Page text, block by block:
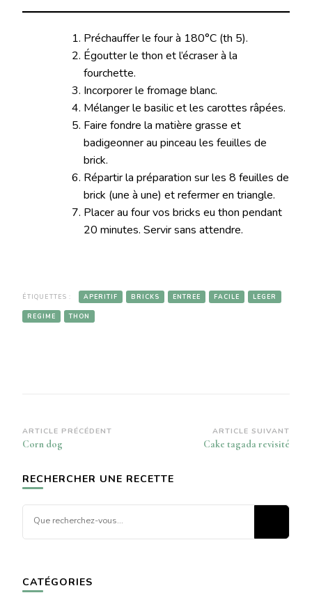
Préchauffer le four à 180°C (th 5).
Égoutter le thon et l’écraser à la
fourchette.
Incorporer le fromage blanc.
Mélanger le basilic et les carottes râpées.
Faire fondre la matière grasse et
badigeonner au pinceau les feuilles de
brick.
Répartir la préparation sur les 8 feuilles de
brick (une à une) et refermer en triangle.
Placer au four vos bricks eu thon pendant
20 minutes. Servir sans attendre.
ÉTIQUETTES : APERITIF BRICKS ENTREE FACILE LEGER
REGIME THON
Navigation
d’article
ARTICLE PRÉCÉDENT
Corn dog
ARTICLE SUIVANT
Cake tagada revisité
RECHERCHER UNE RECETTE
CATÉGORIES